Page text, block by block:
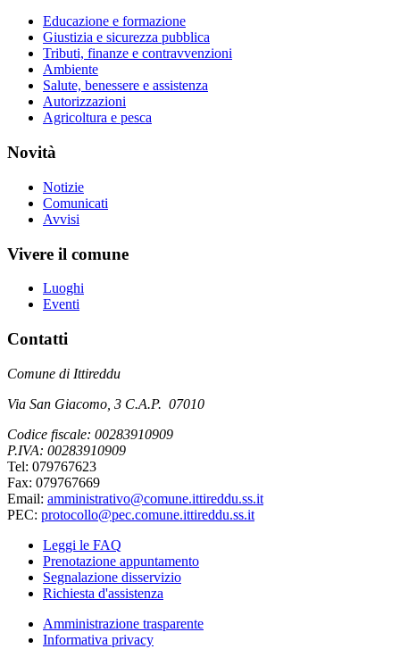
Educazione e formazione
Giustizia e sicurezza pubblica
Tributi, finanze e contravvenzioni
Ambiente
Salute, benessere e assistenza
Autorizzazioni
Agricoltura e pesca
Novità
Notizie
Comunicati
Avvisi
Vivere il comune
Luoghi
Eventi
Contatti
Comune di Ittireddu
Via San Giacomo, 3 C.A.P. 07010
Codice fiscale: 00283910909
P.IVA: 00283910909
Tel: 079767623
Fax: 079767669
Email: amministrativo@comune.ittireddu.ss.it
PEC: protocollo@pec.comune.ittireddu.ss.it
Leggi le FAQ
Prenotazione appuntamento
Segnalazione disservizio
Richiesta d'assistenza
Amministrazione trasparente
Informativa privacy